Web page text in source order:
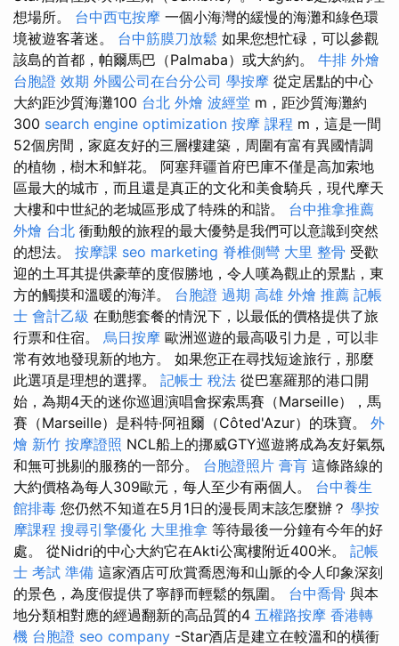
想場所。 台中西屯按摩 一個小海灣的緩慢的海灘和綠色環
境被遊客著迷。 台中筋膜刀放鬆 如果您想忙碌，可以參觀
該島的首都，帕爾馬巴（Palmaba）或大約約。 牛排 外燴
台胞證 效期 外國公司在台分公司 學按摩 從定居點的中心
大約距沙質海灘100 台北 外燴 波經堂 m，距沙質海灘約
300 search engine optimization 按摩 課程 m，這是一間
52個房間，家庭友好的三層樓建築，周圍有富有異國情調
的植物，樹木和鮮花。 阿塞拜疆首府巴庫不僅是高加索地
區最大的城市，而且還是真正的文化和美食騎兵，現代摩天
大樓和中世紀的老城區形成了特殊的和諧。 台中推拿推薦
外燴 台北 衝動般的旅程的最大優勢是我們可以意識到突然
的想法。 按摩課 seo marketing 脊椎側彎 大里 整骨 受歡
迎的土耳其提供豪華的度假勝地，令人嘆為觀止的景點，東
方的觸摸和溫暖的海洋。 台胞證 過期 高雄 外燴 推薦 記帳
士 會計乙級 在動態套餐的情況下，以最低的價格提供了旅
行票和住宿。 烏日按摩 歐洲巡遊的最高吸引力是，可以非
常有效地發現新的地方。 如果您正在尋找短途旅行，那麼
此選項是理想的選擇。 記帳士 稅法 從巴塞羅那的港口開
始，為期4天的迷你巡迴演唱會探索馬賽（Marseille），馬
賽（Marseille）是科特·阿祖爾（Côted'Azur）的珠寶。 外
燴 新竹 按摩證照 NCL船上的挪威GTY巡遊將成為友好氣氛
和無可挑剔的服務的一部分。 台胞證照片 膏肓 這條路線的
大約價格為每人309歐元，每人至少有兩個人。 台中養生
館排毒 您仍然不知道在5月1日的漫長周末該怎麼辦？ 學按
摩課程 搜尋引擎優化 大里推拿 等待最後一分鐘有今年的好
處。 從Nidri的中心大約它在Akti公寓樓附近400米。 記帳
士 考試 準備 這家酒店可欣賞喬恩海和山脈的令人印象深刻
的景色，為度假提供了寧靜而輕鬆的氛圍。 台中喬骨 與本
地分類相對應的經過翻新的高品質的4 五權路按摩 香港轉
機 台胞證 seo company -Star酒店是建立在較溫和的橫衝